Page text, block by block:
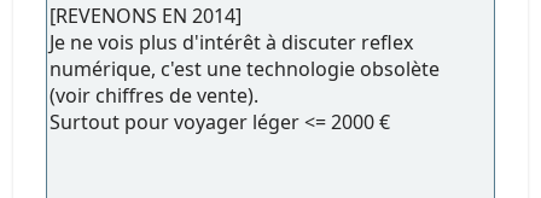
[REVENONS EN 2014]
Je ne vois plus d'intérêt à discuter reflex
numérique, c'est une technologie obsolète
(voir chiffres de vente).
Surtout pour voyager léger <= 2000 €